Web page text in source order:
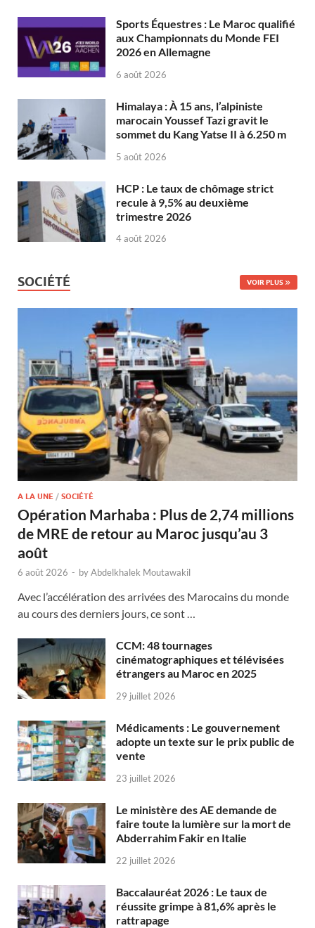
Sports Équestres : Le Maroc qualifié
aux Championnats du Monde FEI
2026 en Allemagne
6 août 2026
Himalaya : À 15 ans, l’alpiniste
marocain Youssef Tazi gravit le
sommet du Kang Yatse II à 6.250 m
5 août 2026
HCP : Le taux de chômage strict
recule à 9,5% au deuxième
trimestre 2026
4 août 2026
SOCIÉTÉ VOIR PLUS
A LA UNE / SOCIÉTÉ
Opération Marhaba : Plus de 2,74 millions
de MRE de retour au Maroc jusqu’au 3
août
6 août 2026 - byAbdelkhalek Moutawakil
Avec l’accélération des arrivées des Marocains du monde
au cours des derniers jours, ce sont …
CCM: 48 tournages
cinématographiques et télévisées
étrangers au Maroc en 2025
29 juillet 2026
Médicaments : Le gouvernement
adopte un texte sur le prix public de
vente
23 juillet 2026
Le ministère des AE demande de
faire toute la lumière sur la mort de
Abderrahim Fakir en Italie
22 juillet 2026
Baccalauréat 2026 : Le taux de
réussite grimpe à 81,6% après le
rattrapage